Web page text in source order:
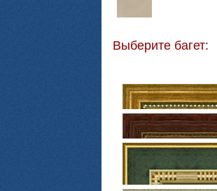
Выберите багет: